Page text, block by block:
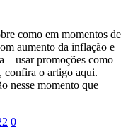
como em momentos de
aumento da inflação e
– usar promoções como
confira o artigo aqui.
nesse momento que
0